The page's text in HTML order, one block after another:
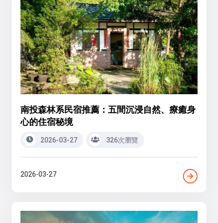
南投森林系民宿推薦：五間沉浸自然、療癒身
心的住宿秘境
2026-03-27 326次瀏覽
2026-03-27